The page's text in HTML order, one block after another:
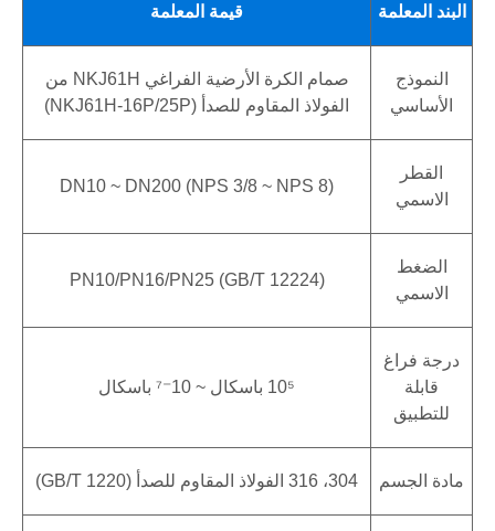
البند المعلمة قيمة المعلمة
النموذج
الأساسي
صمام الكرة الأرضية الفراغي NKJ61H من
الفولاذ المقاوم للصدأ (NKJ61H-16P/25P)
القطر
الاسمي
DN10 ~ DN200 (NPS 3/8 ~ NPS 8)
الضغط
الاسمي
PN10/PN16/PN25 (GB/T 12224)
درجة فراغ
قابلة
للتطبيق
10⁵ باسكال ~ 10⁻⁷ باسكال
مادة الجسم 304، 316 الفولاذ المقاوم للصدأ (GB/T 1220)